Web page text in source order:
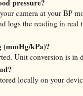
pressure?
camera at your BP
logs the reading in
(mmHg/kPa)?
Unit conversion is in
locally on your